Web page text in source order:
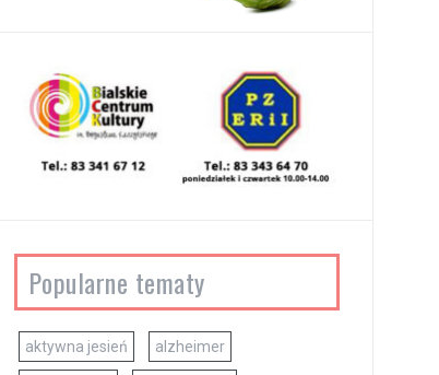
Popularne tematy
aktywna jesień alzheimer